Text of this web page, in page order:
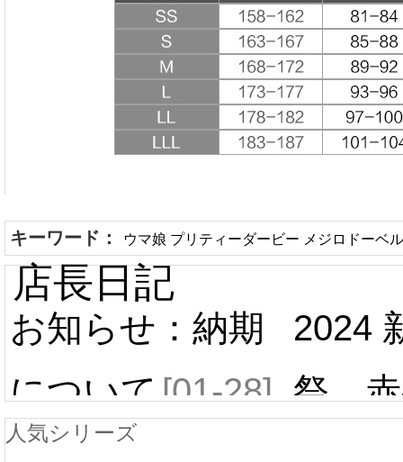
キーワード： ウマ娘 プリティーダービー メジロドーベ
店長日記
お知らせ：納期
について[01-28]
2024
祭 赤
人気シリーズ